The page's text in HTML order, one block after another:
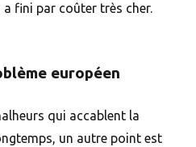
a fini par coûter très cher.
européen
qui accablent la
un autre point est